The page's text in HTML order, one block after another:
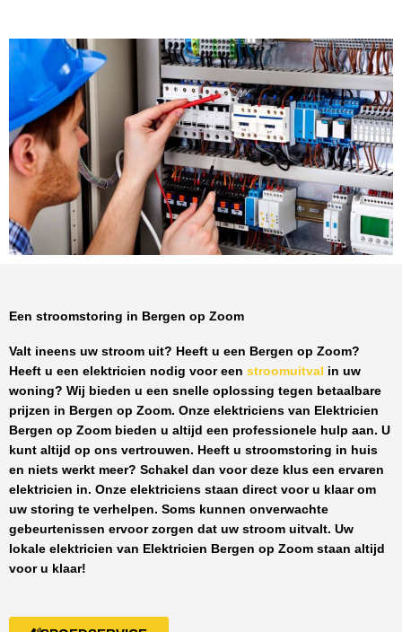
Een stroomstoring in Bergen op Zoom
Valt ineens uw stroom uit? Heeft u een Bergen op Zoom?
Heeft u een elektricien nodig voor een stroomuitval in uw
woning? Wij bieden u een snelle oplossing tegen betaalbare
prijzen in Bergen op Zoom. Onze elektriciens van Elektricien
Bergen op Zoom bieden u altijd een professionele hulp aan. U
kunt altijd op ons vertrouwen. Heeft u stroomstoring in huis
en niets werkt meer? Schakel dan voor deze klus een ervaren
elektricien in. Onze elektriciens staan direct voor u klaar om
uw storing te verhelpen. Soms kunnen onverwachte
gebeurtenissen ervoor zorgen dat uw stroom uitvalt. Uw
lokale elektricien van Elektricien Bergen op Zoom staan altijd
voor u klaar!